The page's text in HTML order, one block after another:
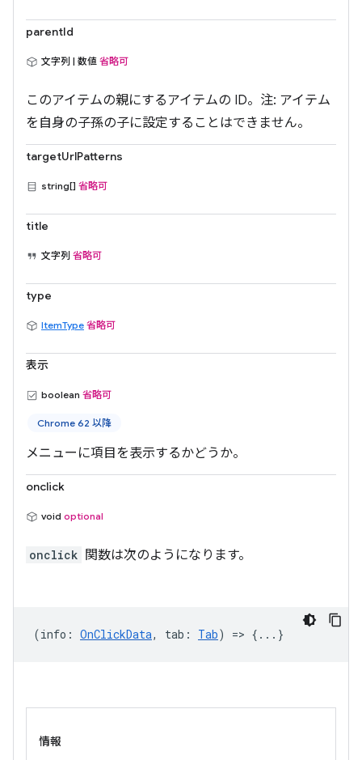
parentId
文字列 | 数値 省略可
このアイテムの親にするアイテムの ID。注: アイテム
を自身の子孫の子に設定することはできません。
targetUrlPatterns
string[] 省略可
title
文字列 省略可
type
ItemType 省略可
表示
boolean 省略可
Chrome 62 以降
メニューに項目を表示するかどうか。
onclick
void optional
onclick 関数は次のようになります。
(info : OnClickData, tab : Tab) => {...}
情報